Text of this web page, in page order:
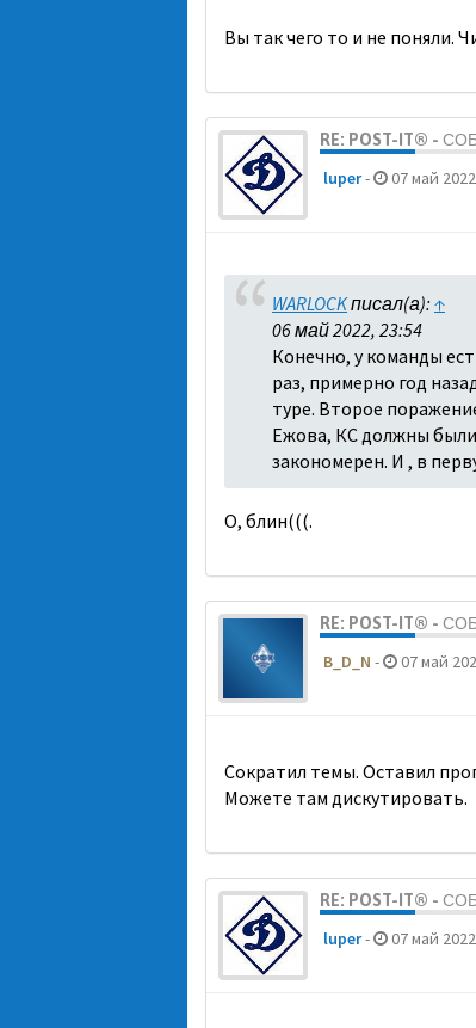
Вы так чего то и не поняли.
RE: POST-IT® -
luper- 07 май
WARLOCKписал(а): ↑
06 май 2022, 23:54
Конечно, у команды
раз, примерно год
туре. Второе
Ежова, КС должны были
закономерен. И , в
О, блин(((.
RE: POST-IT® -
B_D_N - 07 май
Сократил темы. Оставил
Можете там дискутировать.
RE: POST-IT® -
luper- 07 май